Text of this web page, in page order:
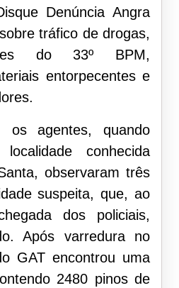
Denúncia Angra
tráfico de drogas,
do 33º BPM,
entorpecentes e
os agentes, quando
conhecida
observaram três
suspeita, que, ao
dos policiais,
Após varredura no
GAT encontrou uma
2480 pinos de